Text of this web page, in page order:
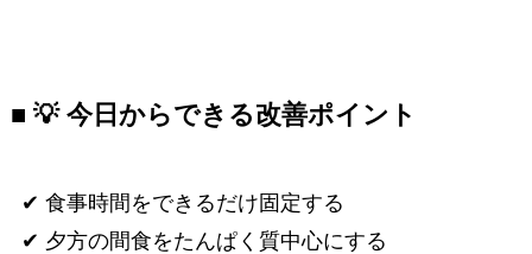
■ 💡 今日からできる改善ポイント
✔ 食事時間をできるだけ固定する
✔ 夕方の間食をたんぱく質中心にする